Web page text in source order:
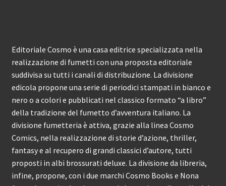
Editoriale Cosmo è una casa editrice specializzata nella
realizzazione di fumetti con una proposta editoriale
suddivisa su tutti i canali di distribuzione. La divisione
edicola propone una serie di periodici stampati in bianco e
nero o a colori e pubblicati nel classico formato “a libro”
della tradizione del fumetto d’avventura italiano. La
divisione fumetteria è attiva, grazie alla linea Cosmo
Comics, nella realizzazione di storie d’azione, thriller,
fantasy e al recupero di grandi classici d’autore, tutti
proposti in albi brossurati deluxe. La divisione da libreria,
infine, propone, con i due marchi Cosmo Books e Nona